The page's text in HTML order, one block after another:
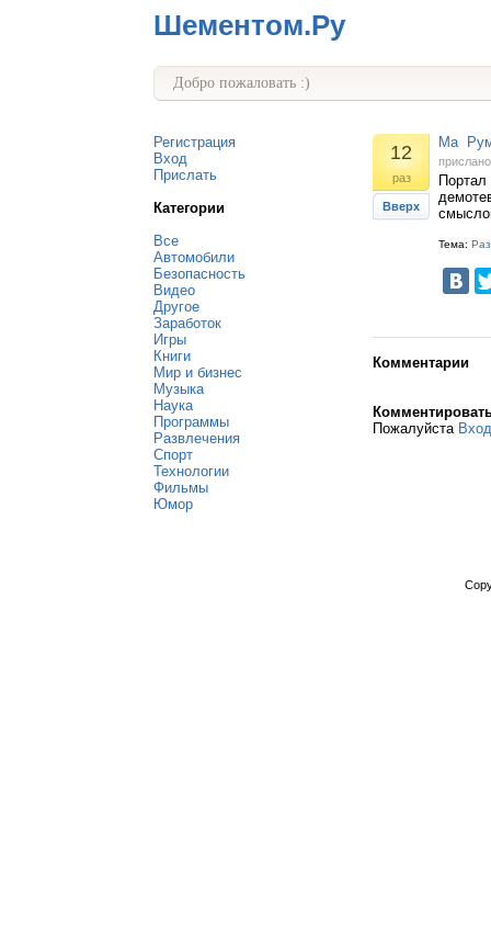
Шементом.Ру
Добро пожаловать :)
Регистрация
Вход
Прислать
Категории
Все
Автомобили
Безопасность
Видео
Другое
Заработок
Игры
Книги
Мир и бизнес
Музыка
Наука
Программы
Развлечения
Спорт
Технологии
Фильмы
Юмор
12
раз
Вверх
Ма Рум
Тема:
Комментарии
Пожалуйста Вход